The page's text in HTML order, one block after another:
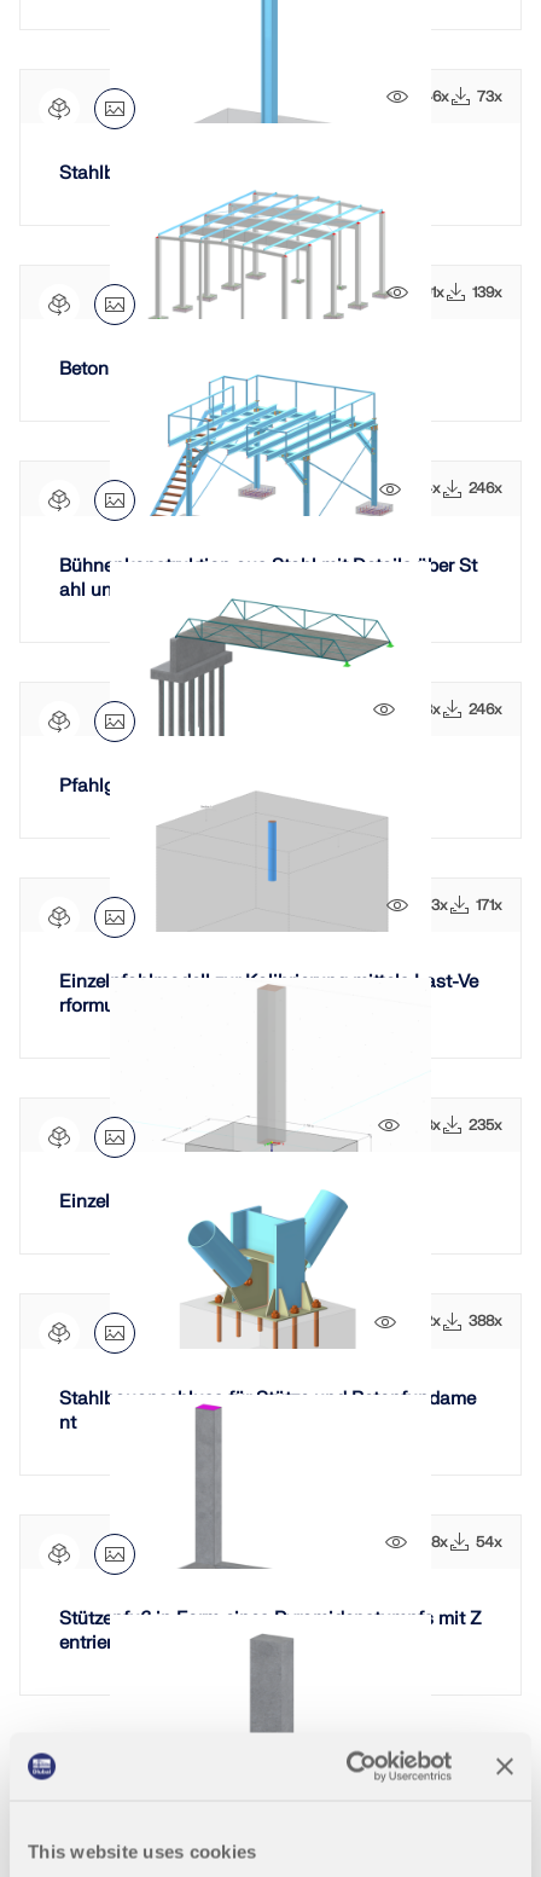
This website uses cookies
546x 73x
Stahlbetonstütze mit Betonsockel
391x 139x
Betonhalle mit Einzelfundamenten
924x 246x
Bühnenkonstruktion aus Stahl mit Details über St
ahl und Stahlbetonfundamente
1063x 246x
Pfahlgründung Brückenlager
673x 171x
Einzelpfahlmodell zur Kalibrierung mittels Last-Ve
rformungskurve
848x 235x
Einzelfundament
3182x 388x
Stahlbauanschluss für Stütze und Betonfundame
nt
808x 54x
Stützenfuß in Form eines Pyramidenstumpfs mit Z
entrierbalken
958x 104x
Bemessung einer Fundamentplatte